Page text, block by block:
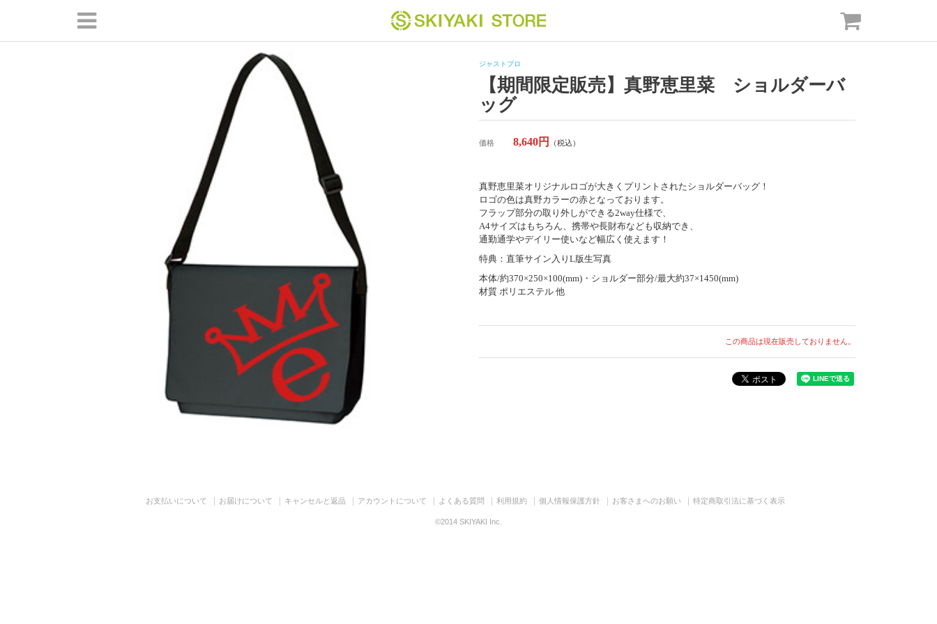
ジャストプロ
【期間限定販売】真野恵里菜 ショルダーバ
ッグ
価格 8,640円 （税込）
真野恵里菜オリジナルロゴが大きくプリントされたショルダーバッグ！
ロゴの色は真野カラーの赤となっております。
フラップ部分の取り外しができる2way仕様で、
A4サイズはもちろん、携帯や長財布なども収納でき、
通勤通学やデイリー使いなど幅広く使えます！
特典：直筆サイン入りL版生写真
本体/約370×250×100(mm)・ショルダー部分/最大約37×1450(mm)
材質 ポリエステル 他
この商品は現在販売しておりません。
お支払いについて お届けについて キャンセルと返品 アカウントについて よくある質問 利用規約 個人情報保護方針 お客さまへのお願い 特定商取引法に基づく表示
©2014 SKIYAKI Inc.